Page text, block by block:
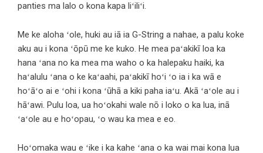
panties ma lalo o kona kapa liʻiliʻi.
Me ke aloha ʻole, huki au iā ia G-String a nahae, a palu koke
aku au i kona ʻōpū me ke kuko. He mea paʻakikī loa ka
hana ʻana no ka mea ma waho o ka halepaku haiki, ka
haʻalulu ʻana o ke kaʻaahi, paʻakikī hoʻi ʻo ia i ka wā e
hoʻāʻo ai e ʻohi i kona ʻūhā a kiki paha iaʻu. Akā ʻaʻole au i
hāʻawi. Pulu loa, ua hoʻokahi wale nō i loko o ka lua, inā
ʻaʻole au e hoʻopau, ʻo wau ka mea e eo.
Hoʻomaka wau e ʻike i ka kahe ʻana o ka wai mai kona lua